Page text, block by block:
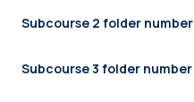
Subcourse 2 folder number
Subcourse 3 folder number